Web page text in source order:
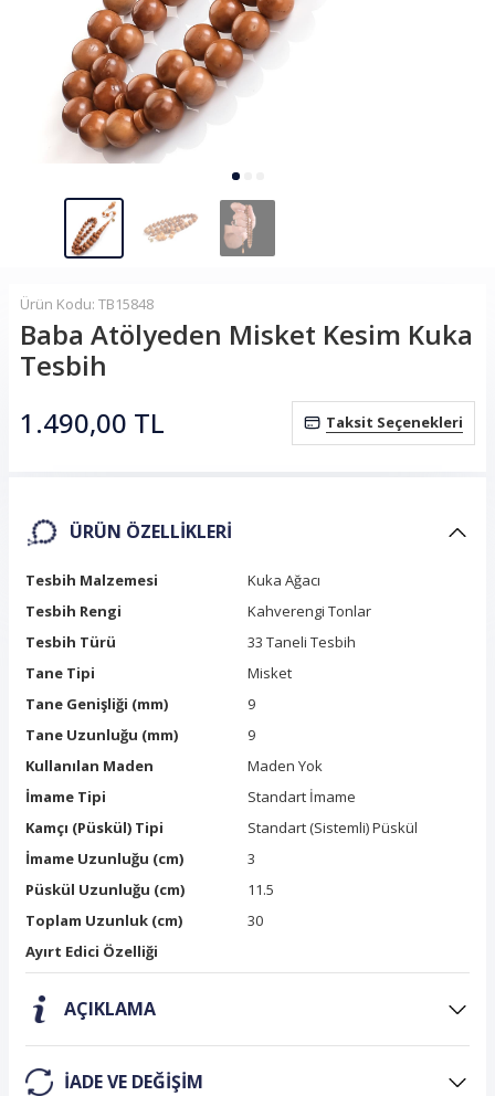
Ürün Kodu: TB15848
Baba Atölyeden Misket Kesim Kuka
Tesbih
1.490,00 TL Taksit Seçenekleri
ÜRÜN ÖZELLIKLERI
Tesbih Malzemesi
Kuka Ağacı
Tesbih Rengi
Kahverengi Tonlar
Tesbih Türü
33 Taneli Tesbih
Tane Tipi
Misket
Tane Genişliği (mm)
9
Tane Uzunluğu (mm)
9
Kullanılan Maden
Maden Yok
İmame Tipi
Standart İmame
Kamçı (Püskül) Tipi
Standart (Sistemli) Püskül
İmame Uzunluğu (cm)
3
Püskül Uzunluğu (cm)
11.5
Toplam Uzunluk (cm)
30
Ayırt Edici Özelliği
AÇIKLAMA
IADE VE DEĞIŞIM